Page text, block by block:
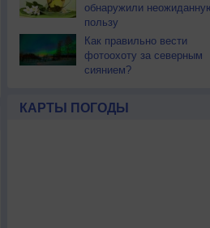
обнаружили
пользу
Как правильно вести
фотоохоту за северным
сиянием?
КАРТЫ ПОГОДЫ